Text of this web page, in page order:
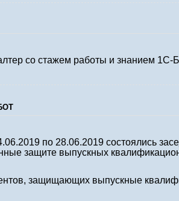
со стажем работы и знанием 1С-
по 28.06.2019 состоялись
защите выпускных
защищающих выпускные